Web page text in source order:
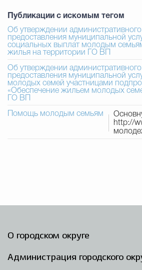
Публикации с искомым тегом
Об утверждении административного
предоставления муниципальной
социальных выплат молодым
жилья на территории ГО ВП
Об утверждении административного
предоставления муниципальной
молодых семей участницами
«Обеспечение жильем молодых
ГО ВП
Помощь молодым семьям
http://
О городском округе
Администрация городского